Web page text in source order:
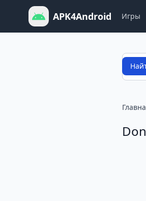
APK4Android Игры
Поиск